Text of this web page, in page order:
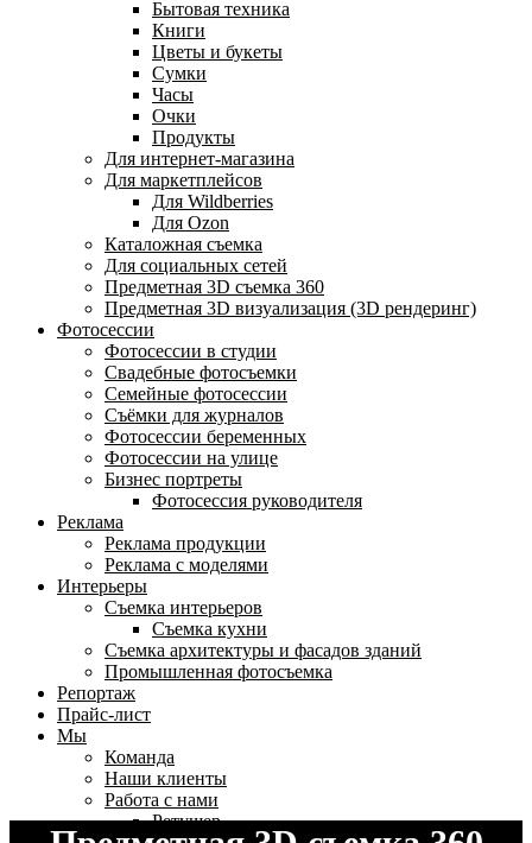
Бытовая техника
Книги
Цветы и букеты
Сумки
Часы
Очки
Продукты
Для интернет-магазина
Для маркетплейсов
Для Wildberries
Для Ozon
Каталожная съемка
Для социальных сетей
Предметная 3D съемка 360
Предметная 3D визуализация (3D рендеринг)
Фотосессии
Фотосессии в студии
Свадебные фотосъемки
Семейные фотосессии
Съёмки для журналов
Фотосессии беременных
Фотосессии на улице
Бизнес портреты
Фотосессия руководителя
Реклама
Реклама продукции
Реклама с моделями
Интерьеры
Съемка интерьеров
Съемка кухни
Съемка архитектуры и фасадов зданий
Промышленная фотосъемка
Репортаж
Прайс-лист
Мы
Команда
Наши клиенты
Работа с нами
Ретушер